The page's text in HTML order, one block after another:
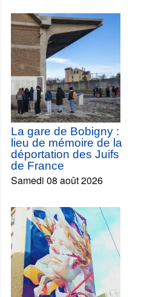
La gare de Bobigny :
lieu de mémoire de la
déportation des Juifs
de France
Samedi 08 août 2026